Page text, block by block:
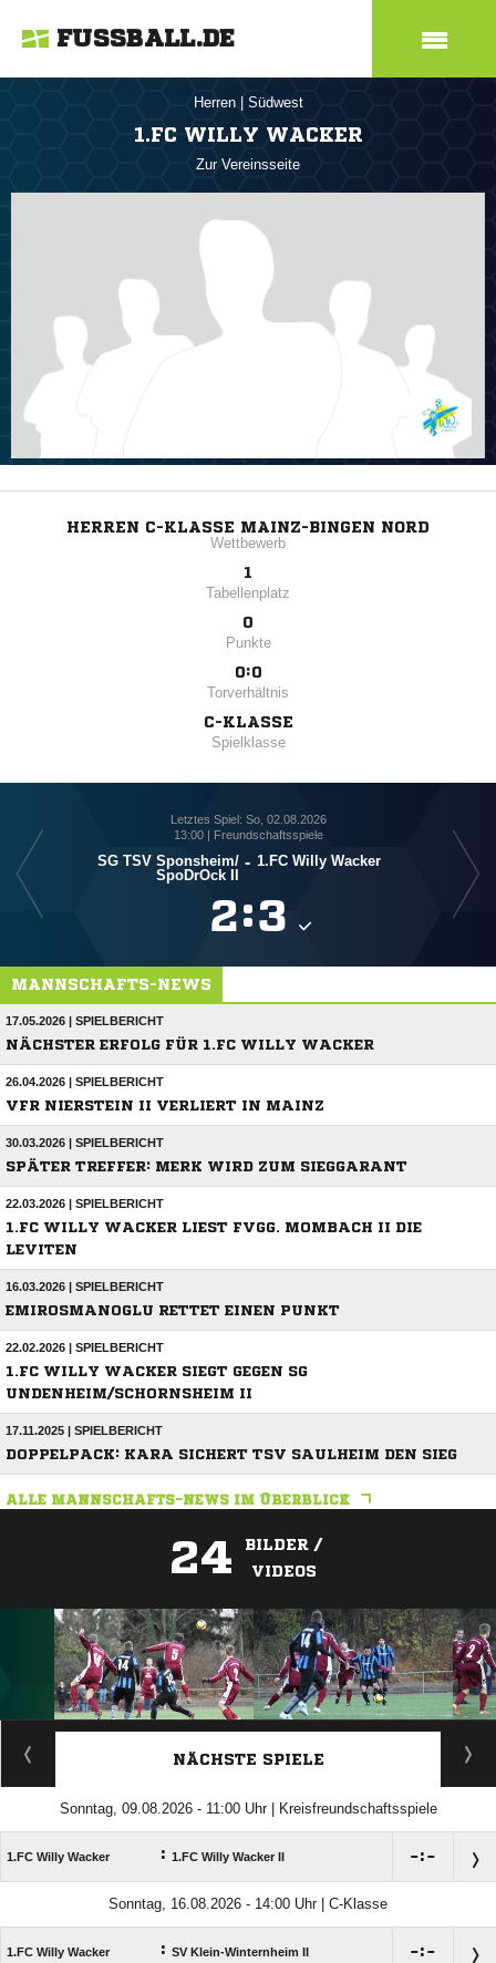
FUSSBALL.DE
Herren Südwest
1.FC WILLY WACKER
Zur Vereinsseite
HERREN C-KLASSE MAINZ-BINGEN NORD
Wettbewerb
1
Tabellenplatz
0
Punkte
0:0
Torverhältnis
C-KLASSE
Spielklasse
Letztes Spiel: So, 02.08.2026
13:00 | Freundschaftsspiele
SG TSV Sponsheim/​
SpoDrOck II
- 1.FC Willy Wacker
:
MANNSCHAFTS-NEWS
17.05.2026 | SPIELBERICHT
NÄCHSTER ERFOLG FÜR 1.FC WILLY WACKER
26.04.2026 | SPIELBERICHT
VFR NIERSTEIN II VERLIERT IN MAINZ
30.03.2026 | SPIELBERICHT
SPÄTER TREFFER: MERK WIRD ZUM SIEGGARANT
22.03.2026 | SPIELBERICHT
1.FC WILLY WACKER LIEST FVGG. MOMBACH II DIE
LEVITEN
16.03.2026 | SPIELBERICHT
EMIROSMANOGLU RETTET EINEN PUNKT
22.02.2026 | SPIELBERICHT
1.FC WILLY WACKER SIEGT GEGEN SG
UNDENHEIM/SCHORNSHEIM II
17.11.2025 | SPIELBERICHT
DOPPELPACK: KARA SICHERT TSV SAULHEIM DEN SIEG
ALLE MANNSCHAFTS-NEWS IM ÜBERBLICK
24
BILDER /
VIDEOS
ANZEIGE
NÄCHSTE SPIELE
Sonntag, 09.08.2026 - 11:00 Uhr | Kreisfreundschaftsspiele
1.FC Willy Wacker : 1.FC Willy Wacker II :
Sonntag, 16.08.2026 - 14:00 Uhr | C-Klasse
1.FC Willy Wacker : SV Klein-Winternheim II :